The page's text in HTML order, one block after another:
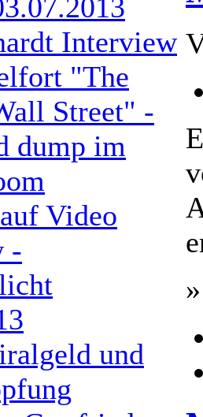
Interview
"The
Street" -
dump im
Video
-
und
»